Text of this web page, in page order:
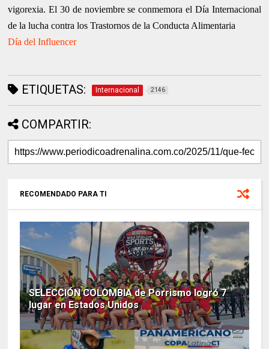
vigorexia. El 30 de noviembre se conmemora el Día Internacional
de la lucha contra los Trastornos de la Conducta Alimentaria
Día del Influencer
ETIQUETAS: Internacional 2146
COMPARTIR:
RECOMENDADO PARA TI
SELECCIÓN COLOMBIA de Porrismo logró 7
lugar en Estados Unidos